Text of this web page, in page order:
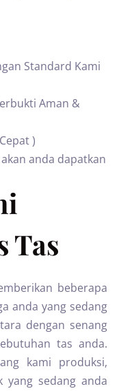
Standard Kami
Aman &
)
anda dapatkan
Tas
beberapa
anda yang sedang
dengan senang
tas anda.
kami produksi,
yang sedang anda